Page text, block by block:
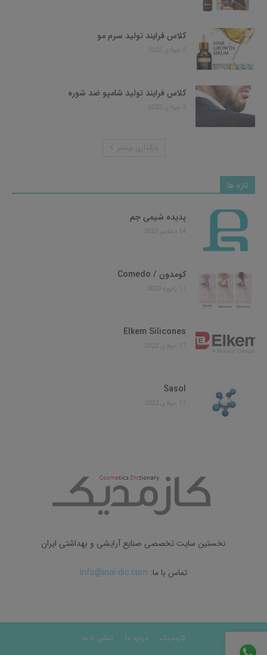
کلاس فرایند تولید سرم مو
5 جولای 2022
کلاس فرایند تولید شامپو ضد شوره
5 جولای 2022
بارگذاری بیشتر
تازه ها
پدیده شیمی جم
14 دسامبر 2023
کومدون / Comedo
17 ژانویه 2023
Elkem Silicones
17 جولای 2022
Sasol
17 جولای 2022
نخستین سایت تخصصی صنایع آرایشی و بهداشتی ایران
تماس با ما: info@inci-dic.com
کازمدیک درباره ما تماس با ما